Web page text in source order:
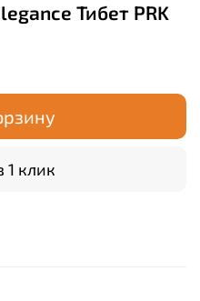
Тибет PRK
1 клик